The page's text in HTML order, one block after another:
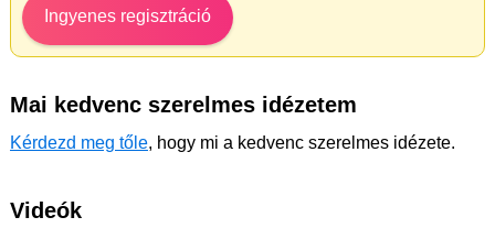
Ingyenes regisztráció
Mai kedvenc szerelmes idézetem
Kérdezd meg tőle, hogy mi a kedvenc szerelmes idézete.
Videók